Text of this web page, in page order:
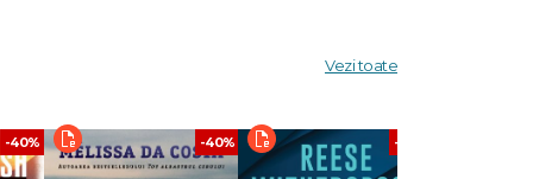
Vezi toate
-40% -40% -40%